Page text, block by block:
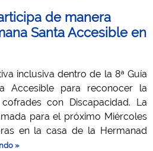
de manera
Santa Accesible en
inclusiva dentro de la 8ª Guía
Accesible para reconocer la
con Discapacidad. La
para el próximo Miércoles
en la casa de la Hermanad
»